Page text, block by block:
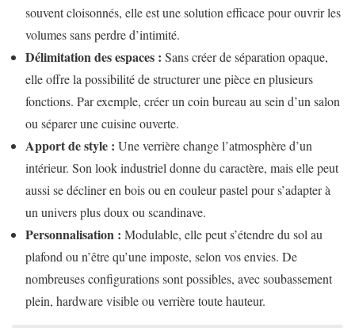
souvent cloisonnés, elle est une solution efficace pour ouvrir les
volumes sans perdre d’intimité.
Délimitation des espaces : Sans créer de séparation opaque,
elle offre la possibilité de structurer une pièce en plusieurs
fonctions. Par exemple, créer un coin bureau au sein d’un salon
ou séparer une cuisine ouverte.
Apport de style : Une verrière change l’atmosphère d’un
intérieur. Son look industriel donne du caractère, mais elle peut
aussi se décliner en bois ou en couleur pastel pour s’adapter à
un univers plus doux ou scandinave.
Personnalisation : Modulable, elle peut s’étendre du sol au
plafond ou n’être qu’une imposte, selon vos envies. De
nombreuses configurations sont possibles, avec soubassement
plein, hardware visible ou verrière toute hauteur.